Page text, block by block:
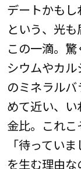
デートかも
という、光
この一滴。
シウムやカ
のミネラル
めて近い、
金比。これ
「待ってい
を生む理由な